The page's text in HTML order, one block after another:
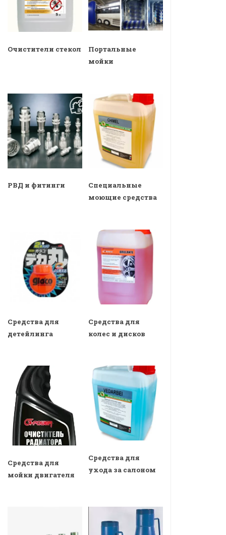
Очистители стекол
Портальные
мойки
РВД и фитинги
Специальные
моющие средства
Средства для
детейлинга
Средства для
колес и дисков
Средства для
мойки двигателя
Средства для
ухода за салоном